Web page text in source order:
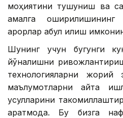
моҳиятини тушуниш ва
амалга
қарорлар қабул қилиш
Шунинг учун бугунги
йўналишни
технологияларни жорий
маълумотларни қайта
усулларини
қаратмоқда. Бу бизга